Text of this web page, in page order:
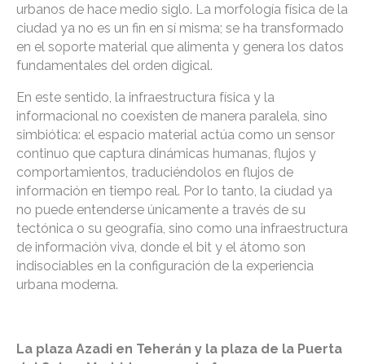
urbanos de hace medio siglo. La morfología física de la
ciudad ya no es un fin en sí misma; se ha transformado
en el soporte material que alimenta y genera los datos
fundamentales del orden digical.
En este sentido, la infraestructura física y la
informacional no coexisten de manera paralela, sino
simbiótica: el espacio material actúa como un sensor
continuo que captura dinámicas humanas, flujos y
comportamientos, traduciéndolos en flujos de
información en tiempo real. Por lo tanto, la ciudad ya
no puede entenderse únicamente a través de su
tectónica o su geografía, sino como una infraestructura
de información viva, donde el bit y el átomo son
indisociables en la configuración de la experiencia
urbana moderna.
La plaza Azadi en Teherán y la plaza de la Puerta